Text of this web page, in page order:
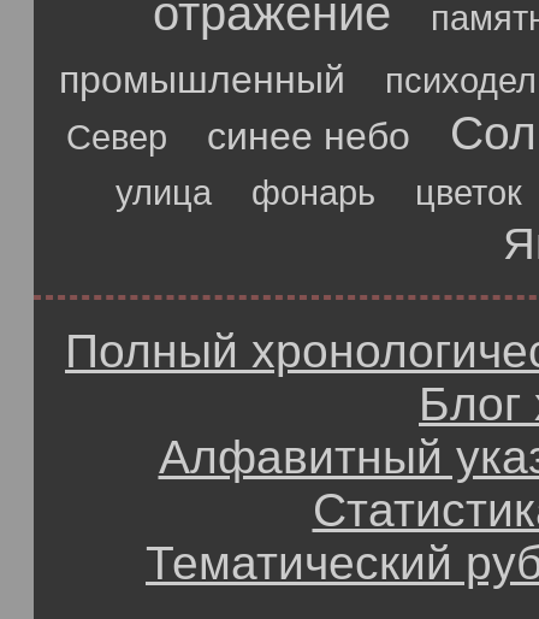
отражение
промышленный
Север
синее небо
улица фонарь цветок
Полный
Блог
Алфавитный
Тематический